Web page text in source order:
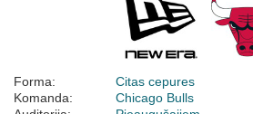
Forma:
Citas cepures
Komanda:
Chicago Bulls